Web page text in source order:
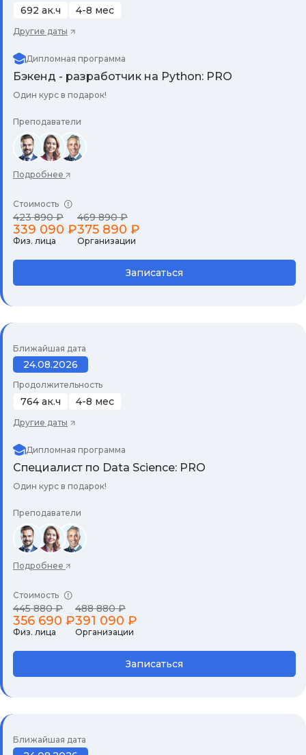
692 ак.ч 4-8 мес
Другие даты
Дипломная программа
Бэкенд - разработчик на Python: PRO
Один курс в подарок!
Преподаватели
Подробнее
Стоимость
423 890 ₽
339 090 ₽
Физ. лица
469 890 ₽
375 890 ₽
Организации
Записаться
Ближайшая дата
24.08.2026
Продолжительность
764 ак.ч 4-8 мес
Другие даты
Дипломная программа
Специалист по Data Science: PRO
Один курс в подарок!
Преподаватели
Подробнее
Стоимость
445 880 ₽
356 690 ₽
Физ. лица
488 880 ₽
391 090 ₽
Организации
Записаться
Ближайшая дата